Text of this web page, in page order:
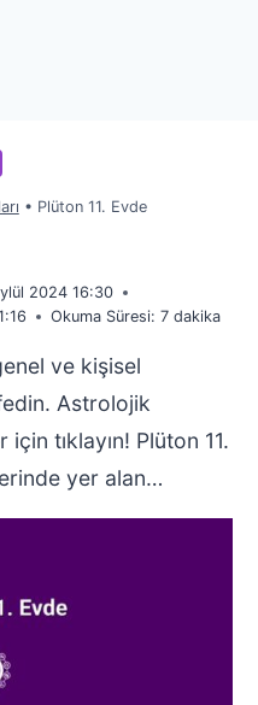
• Plüton 11. Evde
2024 16:30
Okuma Süresi: 7 dakika
ve kişisel
Astrolojik
tıklayın! Plüton 11.
yer alan…